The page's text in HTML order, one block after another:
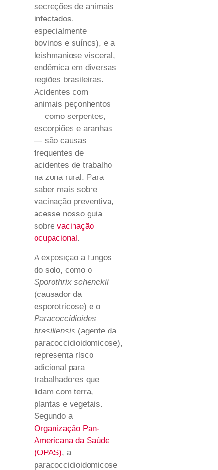
secreções de animais
infectados,
especialmente
bovinos e suínos), e a
leishmaniose visceral,
endêmica em diversas
regiões brasileiras.
Acidentes com
animais peçonhentos
— como serpentes,
escorpiões e aranhas
— são causas
frequentes de
acidentes de trabalho
na zona rural. Para
saber mais sobre
vacinação preventiva,
acesse nosso guia
sobre vacinação
ocupacional .
A exposição a fungos
do solo, como o
Sporothrix schenckii
(causador da
esporotricose) e o
Paracoccidioides
brasiliensis (agente da
paracoccidioidomicose),
representa risco
adicional para
trabalhadores que
lidam com terra,
plantas e vegetais.
Segundo a
Organização Pan-
Americana da Saúde
(OPAS), a
paracoccidioidomicose